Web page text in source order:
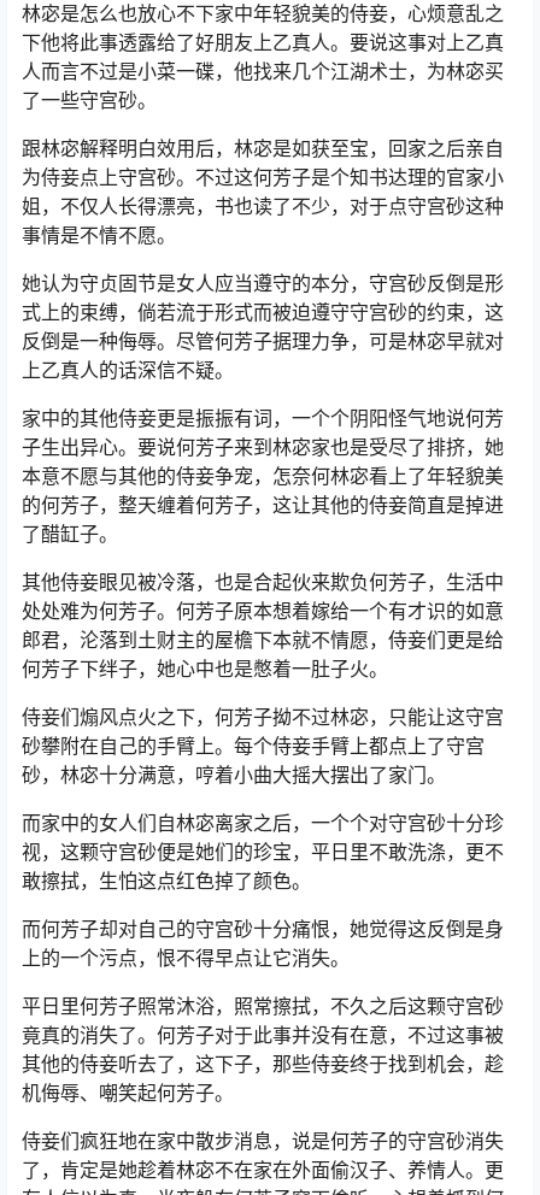
林宓是怎么也放心不下家中年轻貌美的侍妾，心烦意乱之
下他将此事透露给了好朋友上乙真人。要说这事对上乙真
人而言不过是小菜一碟，他找来几个江湖术士，为林宓买
了一些守宫砂。
跟林宓解释明白效用后，林宓是如获至宝，回家之后亲自
为侍妾点上守宫砂。不过这何芳子是个知书达理的官家小
姐，不仅人长得漂亮，书也读了不少，对于点守宫砂这种
事情是不情不愿。
她认为守贞固节是女人应当遵守的本分，守宫砂反倒是形
式上的束缚，倘若流于形式而被迫遵守守宫砂的约束，这
反倒是一种侮辱。尽管何芳子据理力争，可是林宓早就对
上乙真人的话深信不疑。
家中的其他侍妾更是振振有词，一个个阴阳怪气地说何芳
子生出异心。要说何芳子来到林宓家也是受尽了排挤，她
本意不愿与其他的侍妾争宠，怎奈何林宓看上了年轻貌美
的何芳子，整天缠着何芳子，这让其他的侍妾简直是掉进
了醋缸子。
其他侍妾眼见被冷落，也是合起伙来欺负何芳子，生活中
处处难为何芳子。何芳子原本想着嫁给一个有才识的如意
郎君，沦落到土财主的屋檐下本就不情愿，侍妾们更是给
何芳子下绊子，她心中也是憋着一肚子火。
侍妾们煽风点火之下，何芳子拗不过林宓，只能让这守宫
砂攀附在自己的手臂上。每个侍妾手臂上都点上了守宫
砂，林宓十分满意，哼着小曲大摇大摆出了家门。
而家中的女人们自林宓离家之后，一个个对守宫砂十分珍
视，这颗守宫砂便是她们的珍宝，平日里不敢洗涤，更不
敢擦拭，生怕这点红色掉了颜色。
而何芳子却对自己的守宫砂十分痛恨，她觉得这反倒是身
上的一个污点，恨不得早点让它消失。
平日里何芳子照常沐浴，照常擦拭，不久之后这颗守宫砂
竟真的消失了。何芳子对于此事并没有在意，不过这事被
其他的侍妾听去了，这下子，那些侍妾终于找到机会，趁
机侮辱、嘲笑起何芳子。
侍妾们疯狂地在家中散步消息，说是何芳子的守宫砂消失
了，肯定是她趁着林宓不在家在外面偷汉子、养情人。更